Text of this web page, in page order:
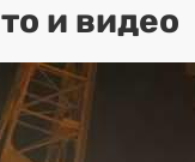
и видео